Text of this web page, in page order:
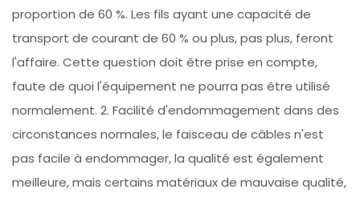
proportion de 60 %. Les fils ayant une capacité de
transport de courant de 60 % ou plus, pas plus, feront
l'affaire. Cette question doit être prise en compte,
faute de quoi l'équipement ne pourra pas être utilisé
normalement. 2. Facilité d'endommagement dans des
circonstances normales, le faisceau de câbles n'est
pas facile à endommager, la qualité est également
meilleure, mais certains matériaux de mauvaise qualité,